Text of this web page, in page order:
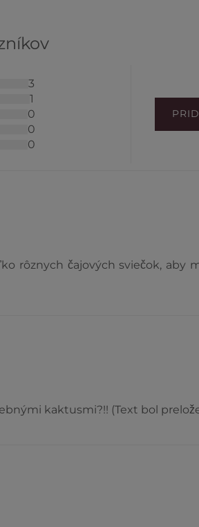
3
1
0
0
0
rôznych čajových sviečok, aby
kaktusmi?!! (Text bol